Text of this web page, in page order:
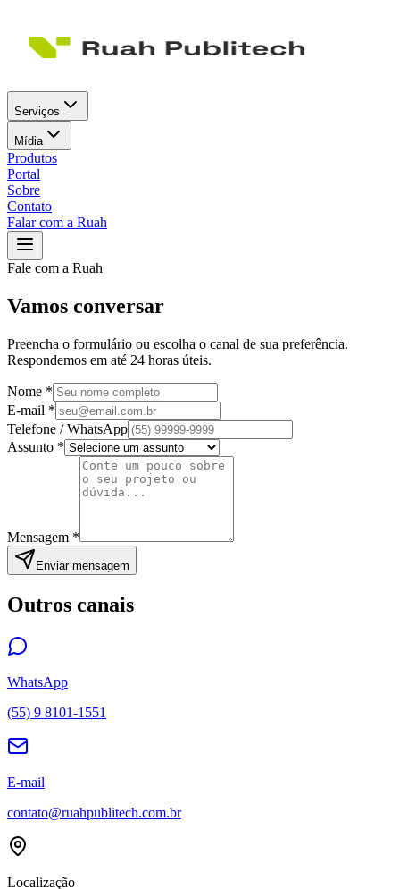
Serviços
Mídia
Produtos
Portal
Sobre
Contato
Falar com a Ruah
Fale com a Ruah
Vamos conversar
Preencha o formulário ou escolha o canal de sua preferência.
Respondemos em até 24 horas úteis.
Nome *
E-mail *
Telefone / WhatsApp
Assunto *
Mensagem *
Enviar mensagem
Outros canais
WhatsApp
(55) 9 8101-1551
E-mail
contato@ruahpublitech.com.br
Localização